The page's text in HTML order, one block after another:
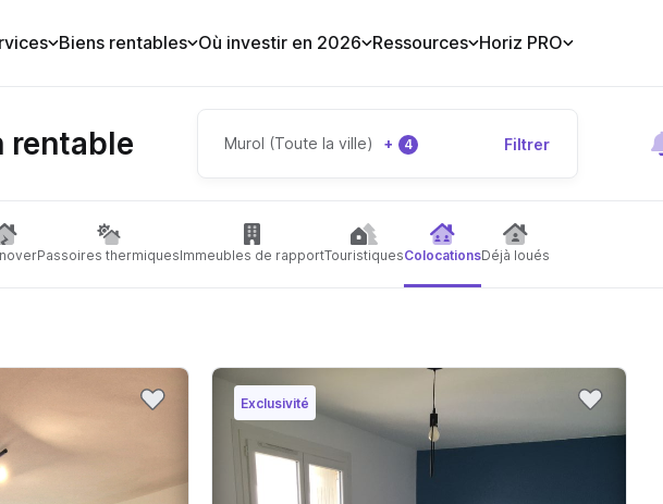
Biens rentables Où investir en 2026 Ressources Horiz PRO
rentable Murol (Toute la ville) + 4 Filtrer
Passoires thermiquesImmeubles de rapportTouristiquesColocationsDéjà loués
Exclusivité